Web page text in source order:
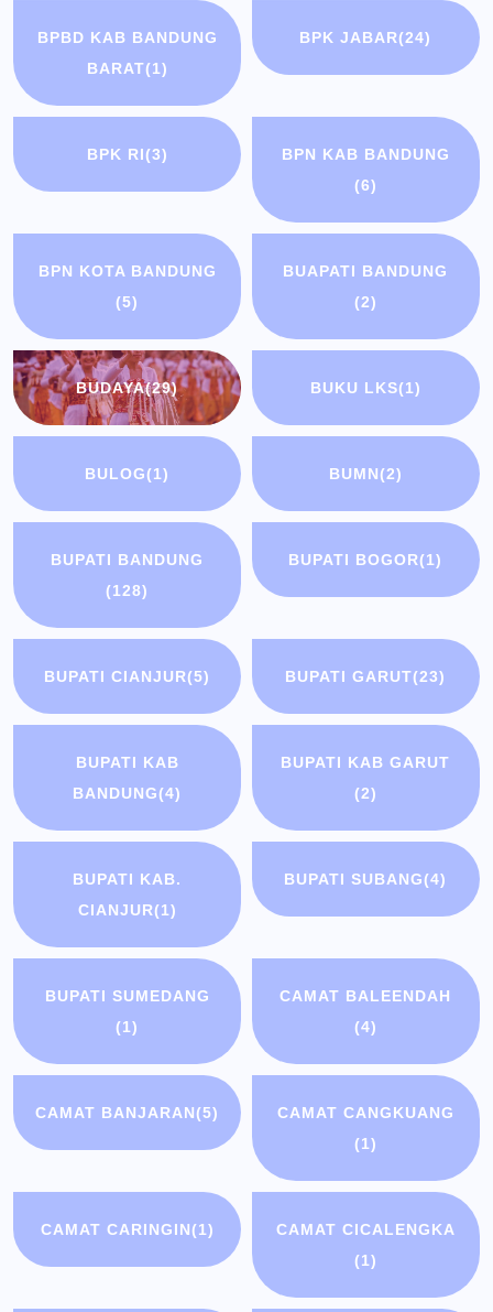
BPBD KAB BANDUNG
BARAT(1)
BPK JABAR(24)
BPK RI(3)
BPN KAB BANDUNG
(6)
BPN KOTA BANDUNG
(5)
BUAPATI BANDUNG
(2)
BUDAYA(29) BUKU LKS(1)
BULOG(1) BUMN(2)
BUPATI BANDUNG
(128)
BUPATI BOGOR(1)
BUPATI CIANJUR(5) BUPATI GARUT(23)
BUPATI KAB
BANDUNG(4)
BUPATI KAB GARUT
(2)
BUPATI KAB.
CIANJUR(1)
BUPATI SUBANG(4)
BUPATI SUMEDANG
(1)
CAMAT BALEENDAH
(4)
CAMAT BANJARAN(5)
CAMAT CANGKUANG
(1)
CAMAT CARINGIN(1)
CAMAT CICALENGKA
(1)